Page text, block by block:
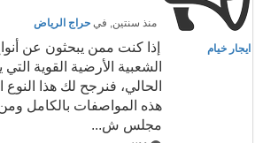
منذ سنتين, في حراج الرياض
ايجار خيام
إذا كنت ممن يبحثون عن
الشعبية الأرضية القوية
الحالي، فنرجح لك هذا
هذه المواصفات بالكامل
مجلس ش...